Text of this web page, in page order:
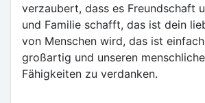
verzaubert, dass es Freundschaft
und Familie schafft, das ist dein
von Menschen wird, das ist
großartig und unseren
Fähigkeiten zu verdanken.